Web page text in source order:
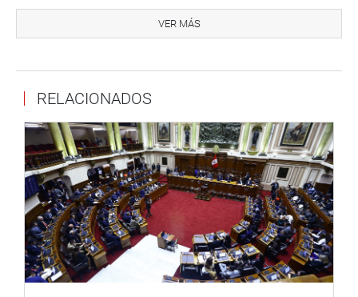
Obando, destacó la importancia de APEC para el país y
los beneficios concretos de los acuerdos alcanzados
de las metas trazadas.
“Desde el Parlamento Nacional, haremos un seguimiento
y acompañamiento de todas las acciones y acuerdos
adoptados para lograr los objetivos propuestos.
Exhortamos a la Cancillería, para que, a través de ella, el
Ejecutivo tome las acciones urgentes e inmediatas para
concretar los acuerdos y beneficios que nos ha traído este
importante evento”, concluyó Obando Morgan.
LIGAS PARLAMENTARIAS
VER MÁS
RELACIONADOS